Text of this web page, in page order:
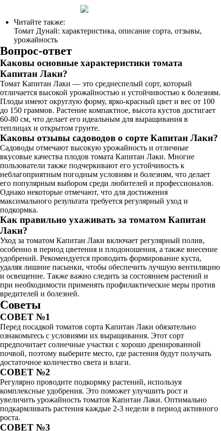
Читайте также:
Томат Дунай: характеристика, описание сорта, отзывы,
урожайность
Вопрос-ответ
Каковы основные характеристики томата
Капитан Лаки?
Томат Капитан Лаки — это среднеспелый сорт, который
отличается высокой урожайностью и устойчивостью к болезням.
Плоды имеют округлую форму, ярко-красный цвет и вес от 100
до 150 граммов. Растение компактное, высота кустов достигает
60-80 см, что делает его идеальным для выращивания в
теплицах и открытом грунте.
Каковы отзывы садоводов о сорте Капитан Лаки?
Садоводы отмечают высокую урожайность и отличные
вкусовые качества плодов томата Капитан Лаки. Многие
пользователи также подчеркивают его устойчивость к
неблагоприятным погодным условиям и болезням, что делает
его популярным выбором среди любителей и профессионалов.
Однако некоторые отмечают, что для достижения
максимального результата требуется регулярный уход и
подкормка.
Как правильно ухаживать за томатом Капитан
Лаки?
Уход за томатом Капитан Лаки включает регулярный полив,
особенно в период цветения и плодоношения, а также внесение
удобрений. Рекомендуется проводить формирование куста,
удаляя лишние пасынки, чтобы обеспечить лучшую вентиляцию
и освещение. Также важно следить за состоянием растений и
при необходимости применять профилактические меры против
вредителей и болезней.
Советы
СОВЕТ №1
Перед посадкой томатов сорта Капитан Лаки обязательно
ознакомьтесь с условиями их выращивания. Этот сорт
предпочитает солнечные участки с хорошо дренированной
почвой, поэтому выберите место, где растения будут получать
достаточное количество света и влаги.
СОВЕТ №2
Регулярно проводите подкормку растений, используя
комплексные удобрения. Это поможет улучшить рост и
увеличить урожайность томатов Капитан Лаки. Оптимально
подкармливать растения каждые 2-3 недели в период активного
роста.
СОВЕТ №3